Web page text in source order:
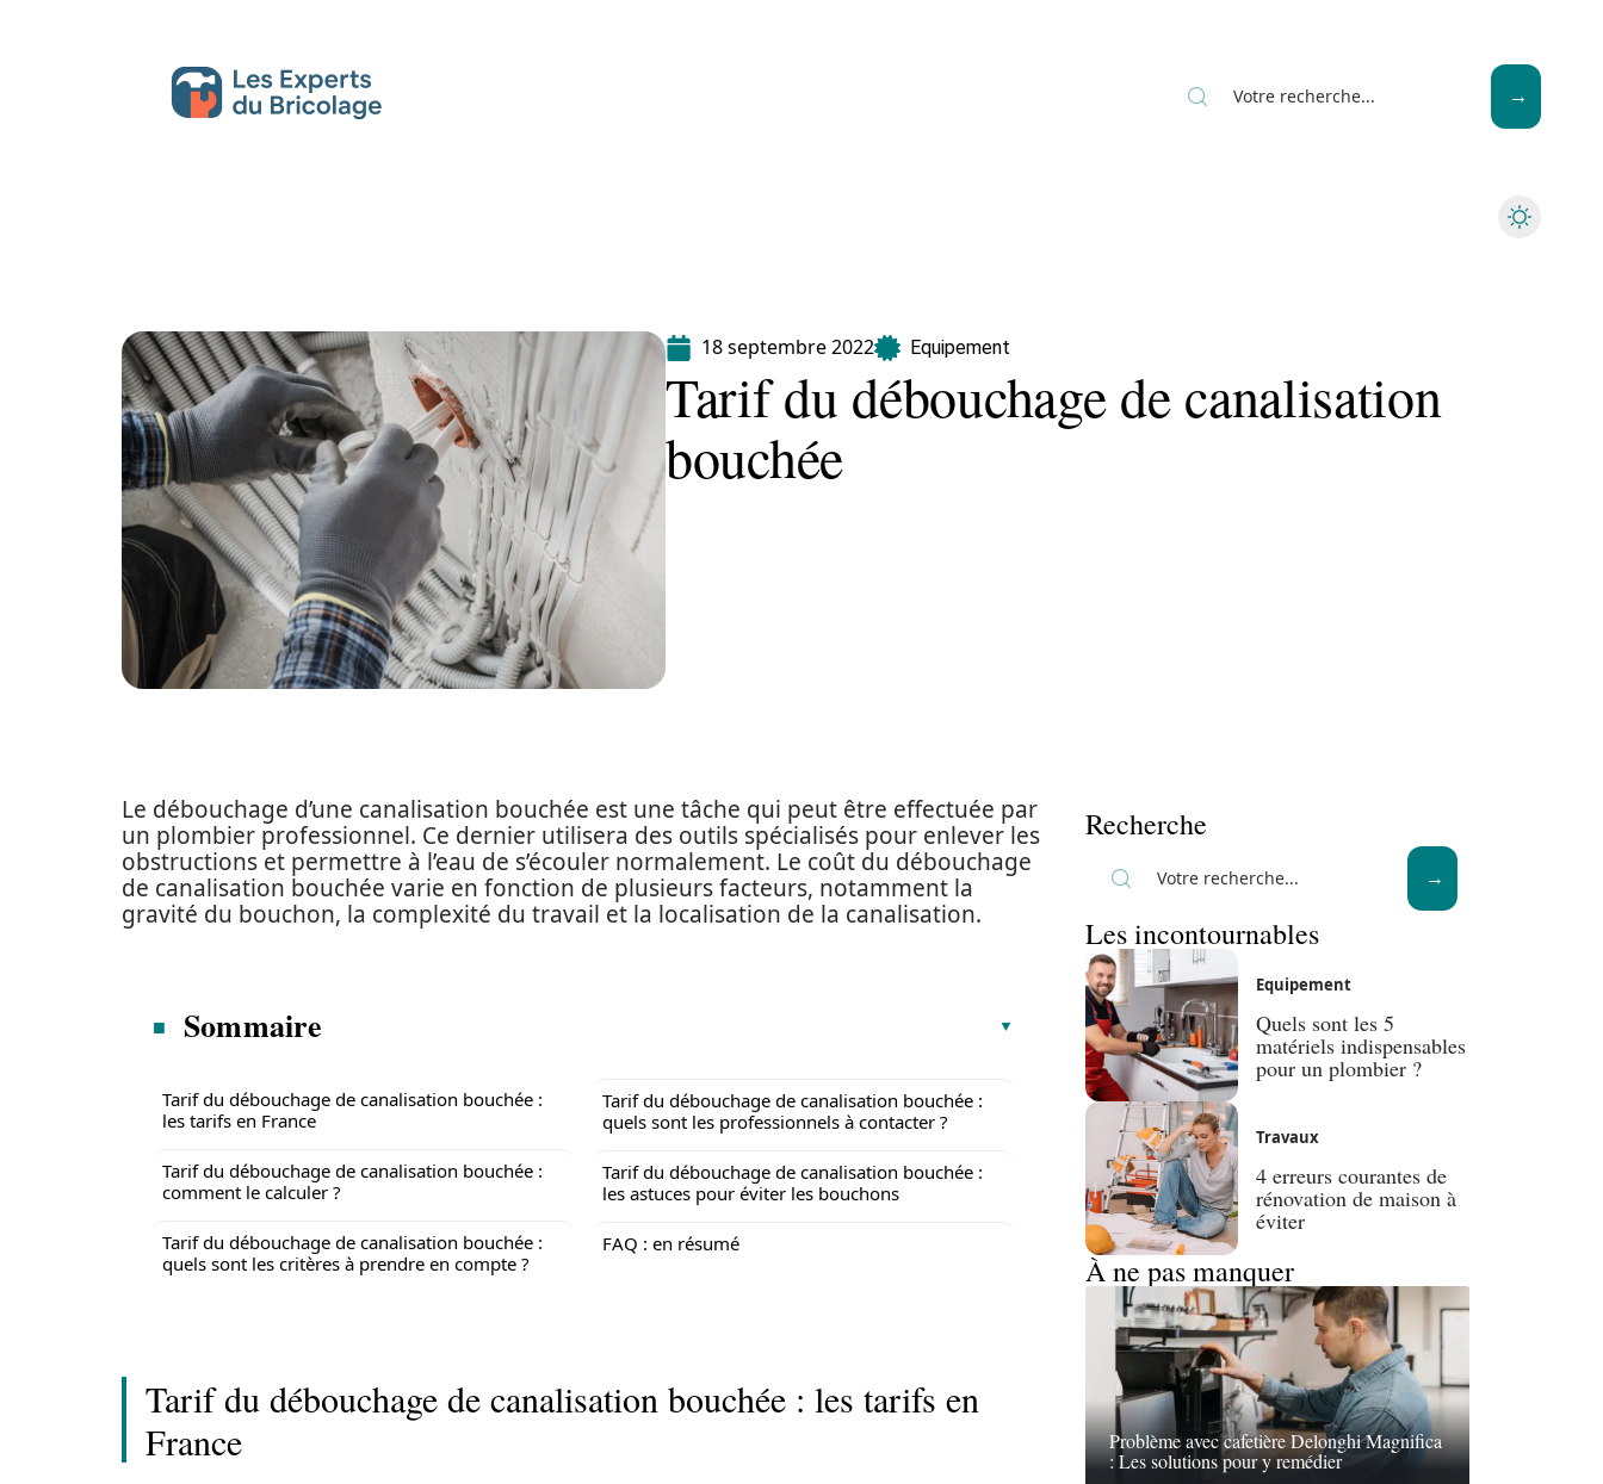
18 septembre 2022 Equipement
Tarif du débouchage de canalisation
bouchée
Le débouchage d’une canalisation bouchée est une tâche qui peut être effectuée par
un plombier professionnel. Ce dernier utilisera des outils spécialisés pour enlever les
obstructions et permettre à l’eau de s’écouler normalement. Le coût du débouchage
de canalisation bouchée varie en fonction de plusieurs facteurs, notamment la
gravité du bouchon, la complexité du travail et la localisation de la canalisation.
Sommaire
Tarif du débouchage de canalisation bouchée :
les tarifs en France
Tarif du débouchage de canalisation bouchée :
comment le calculer ?
Tarif du débouchage de canalisation bouchée :
quels sont les critères à prendre en compte ?
Tarif du débouchage de canalisation bouchée :
quels sont les professionnels à contacter ?
Tarif du débouchage de canalisation bouchée :
les astuces pour éviter les bouchons
FAQ : en résumé
Tarif du débouchage de canalisation bouchée : les tarifs en
France
Recherche
Les incontournables
Equipement
Quels sont les 5
matériels indispensables
pour un plombier ?
Travaux
4 erreurs courantes de
rénovation de maison à
éviter
À ne pas manquer
Problème avec cafetière Delonghi Magnifica
: Les solutions pour y remédier